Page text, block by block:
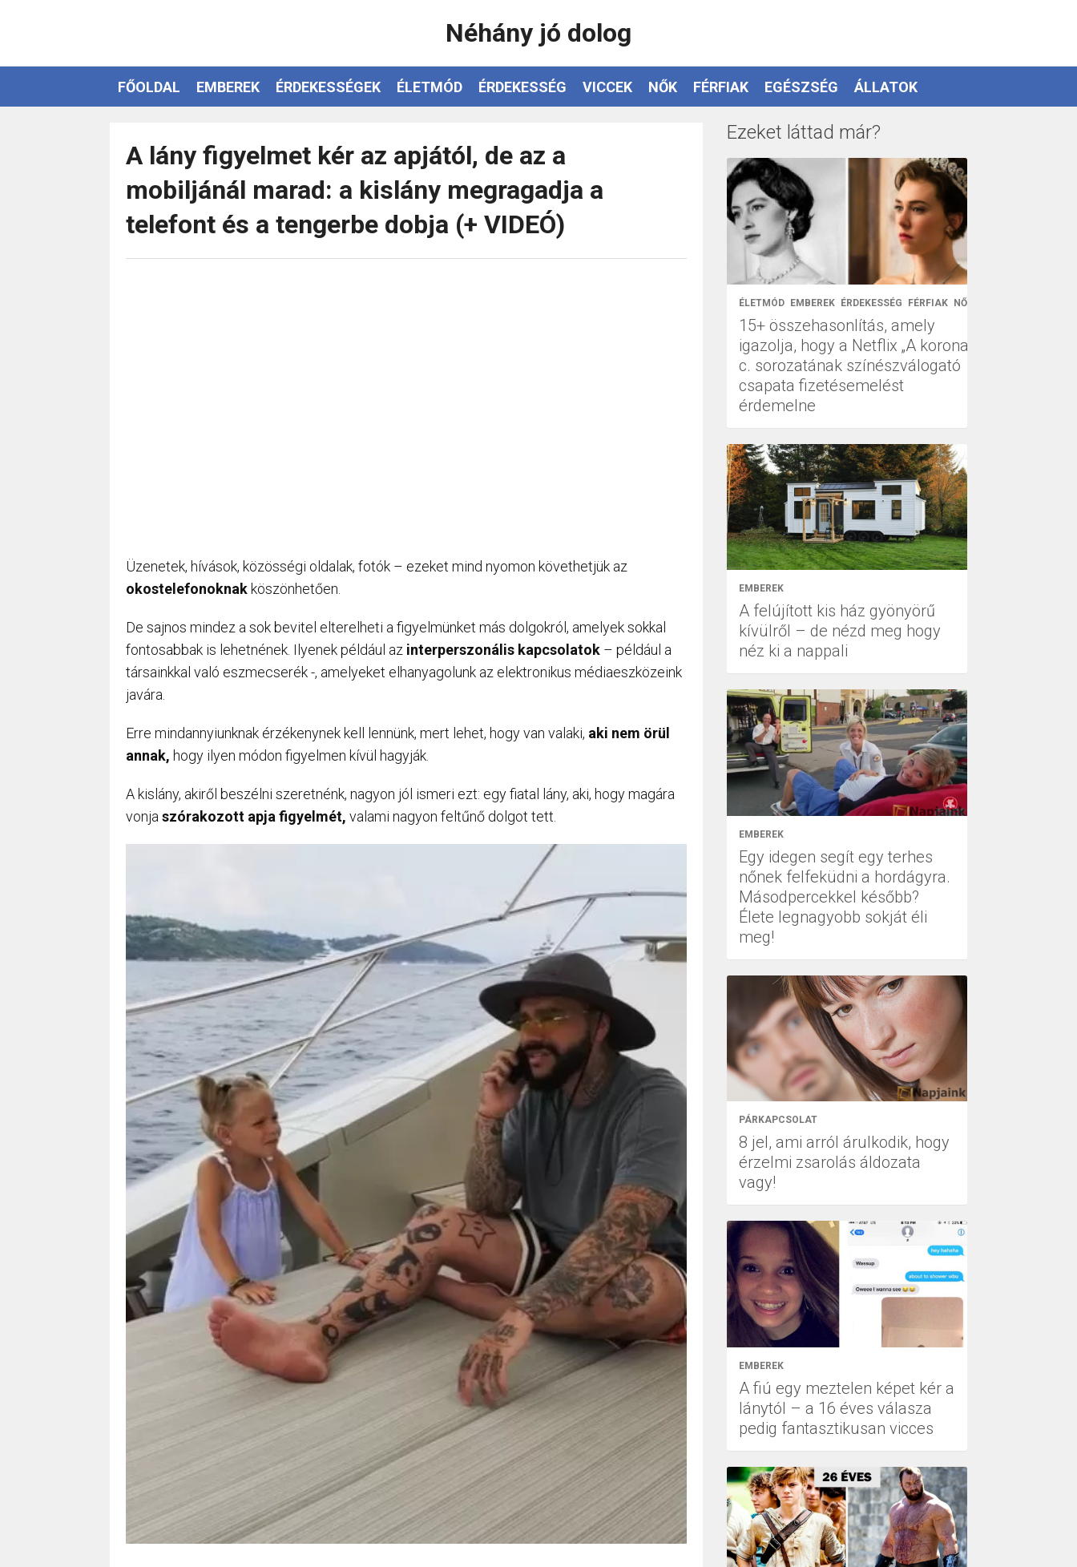
Néhány jó dolog
FŐOLDAL EMBEREK ÉRDEKESSÉGEK ÉLETMÓD ÉRDEKESSÉG VICCEK NŐK FÉRFIAK EGÉSZSÉG ÁLLATOK
A lány figyelmet kér az apjától, de az a
mobiljánál marad: a kislány megragadja a
telefont és a tengerbe dobja (+ VIDEÓ)
Üzenetek, hívások, közösségi oldalak, fotók – ezeket mind nyomon követhetjük az
okostelefonoknak köszönhetően.
De sajnos mindez a sok bevitel elterelheti a figyelmünket más dolgokról, amelyek sokkal
fontosabbak is lehetnének. Ilyenek például az interperszonális kapcsolatok – például a
társainkkal való eszmecserék -, amelyeket elhanyagolunk az elektronikus médiaeszközeink
javára.
Erre mindannyiunknak érzékenynek kell lennünk, mert lehet, hogy van valaki, aki nem örül
annak, hogy ilyen módon figyelmen kívül hagyják.
A kislány, akiről beszélni szeretnénk, nagyon jól ismeri ezt: egy fiatal lány, aki, hogy magára
vonja szórakozott apja figyelmét, valami nagyon feltűnő dolgot tett.
Ezeket láttad már?
ÉLETMÓD EMBEREK ÉRDEKESSÉG FÉRFIAK NŐK
15+ összehasonlítás, amely
igazolja, hogy a Netflix „A korona”
c. sorozatának színészválogató
csapata fizetésemelést
érdemelne
EMBEREK
A felújított kis ház gyönyörű
kívülről – de nézd meg hogy
néz ki a nappali
EMBEREK
Egy idegen segít egy terhes
nőnek felfeküdni a hordágyra.
Másodpercekkel később?
Élete legnagyobb sokját éli
meg!
PÁRKAPCSOLAT
8 jel, ami arról árulkodik, hogy
érzelmi zsarolás áldozata
vagy!
EMBEREK
A fiú egy meztelen képet kér a
lánytól – a 16 éves válasza
pedig fantasztikusan vicces